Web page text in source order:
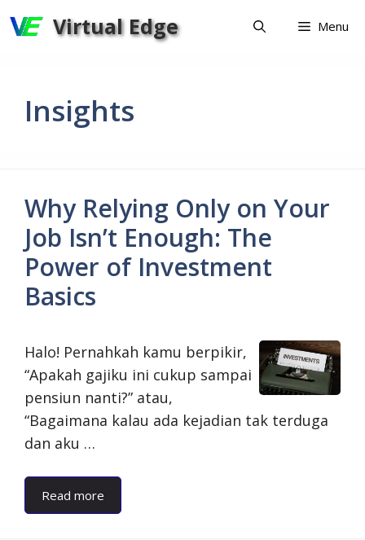
to
Virtual Edge Menu
Insights
Why Relying Only on Your
Job Isn’t Enough: The
Power of Investment
Basics
Halo! Pernahkah kamu berpikir,
“Apakah gajiku ini cukup sampai
pensiun nanti?” atau,
“Bagaimana kalau ada kejadian tak terduga
dan aku …
Read more